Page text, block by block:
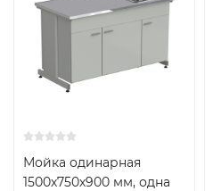
Мойка одинарная
1500х750х900 мм, одна